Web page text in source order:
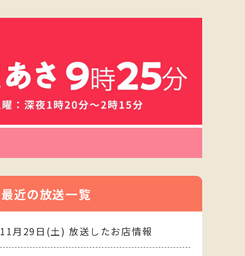
最近の放送一覧
11月29日(土) 放送したお店情報